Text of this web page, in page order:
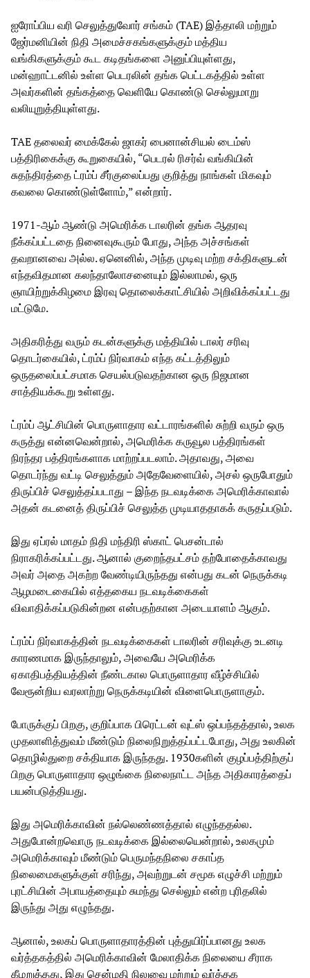
ஐரோப்பிய வரி செலுத்துவோர் சங்கம் (TAE) இத்தாலி மற்றும்
ஜேர்மனியின் நிதி அமைச்சகங்களுக்கும் மத்திய
வங்கிகளுக்கும் கூட கடிதங்களை அனுப்பியுள்ளது,
மன்ஹாட்டனில் உள்ள பெடரலின் தங்க பெட்டகத்தில் உள்ள
அவர்களின் தங்கத்தை வெளியே கொண்டு செல்லுமாறு
வலியுறுத்தியுள்ளது.
TAE தலைவர் மைக்கேல் ஜாகர் பைனான்சியல் டைம்ஸ்
பத்திரிகைக்கு கூறுகையில், “பெடரல் ரிசர்வ் வங்கியின்
சுதந்திரத்தை ட்ரம்ப் சீர்குலைப்பது குறித்து நாங்கள் மிகவும்
கவலை கொண்டுள்ளோம்,” என்றார்.
1971-ஆம் ஆண்டு அமெரிக்க டாலரின் தங்க ஆதரவு
நீக்கப்பட்டதை நினைவுகூரும் போது, அந்த அச்சங்கள்
தவறானவை அல்ல. ஏனெனில், அந்த முடிவு மற்ற சக்திகளுடன்
எந்தவிதமான கலந்தாலோசனையும் இல்லாமல், ஒரு
ஞாயிற்றுக்கிழமை இரவு தொலைக்காட்சியில் அறிவிக்கப்பட்டது
மட்டுமே.
அதிகரித்து வரும் கடன்களுக்கு மத்தியில் டாலர் சரிவு
தொடர்கையில், ட்ரம்ப் நிர்வாகம் எந்த கட்டத்திலும்
ஒருதலைப்பட்சமாக செயல்படுவதற்கான ஒரு நிஜமான
சாத்தியக்கூறு உள்ளது.
ட்ரம்ப் ஆட்சியின் பொருளாதார வட்டாரங்களில் சுற்றி வரும் ஒரு
கருத்து என்னவென்றால், அமெரிக்க கருவூல பத்திரங்கள்
நிரந்தர பத்திரங்களாக மாற்றப்படலாம். அதாவது, அவை
தொடர்ந்து வட்டி செலுத்தும் அதேவேளையில், அசல் ஒருபோதும்
திருப்பிச் செலுத்தப்படாது – இந்த நடவடிக்கை அமெரிக்காவால்
அதன் கடனைத் திருப்பிச் செலுத்த முடியாததாகக் கருதப்படும்.
இது ஏப்ரல் மாதம் நிதி மந்திரி ஸ்காட் பெசன்டால்
நிராகரிக்கப்பட்டது. ஆனால் குறைந்தபட்சம் தற்போதைக்காவது
அவர் அதை அகற்ற வேண்டியிருந்தது என்பது கடன் நெருக்கடி
ஆழமடைகையில் எத்தகைய நடவடிக்கைகள்
விவாதிக்கப்படுகின்றன என்பதற்கான அடையாளம் ஆகும்.
ட்ரம்ப் நிர்வாகத்தின் நடவடிக்கைகள் டாலரின் சரிவுக்கு உடனடி
காரணமாக இருந்தாலும், அவையே அமெரிக்க
ஏகாதிபத்தியத்தின் நீண்டகால பொருளாதார வீழ்ச்சியில்
வேரூன்றிய வரலாற்று நெருக்கடியின் விளைபொருளாகும்.
போருக்குப் பிறகு, குறிப்பாக பிரெட்டன் வுட்ஸ் ஒப்பந்தத்தால், உலக
முதலாளித்துவம் மீண்டும் நிலைநிறுத்தப்பட்டபோது, ​​அது உலகின்
தொழில்துறை சக்தியாக இருந்தது. 1930களின் குழப்பத்திற்குப்
பிறகு பொருளாதார ஒழுங்கை நிலைநாட்ட அந்த அதிகாரத்தைப்
பயன்படுத்தியது.
இது அமெரிக்காவின் நல்லெண்ணத்தால் எழுந்ததல்ல.
அதுபோன்றவொரு நடவடிக்கை இல்லையென்றால், உலகமும்
அமெரிக்காவும் மீண்டும் பெருமந்தநிலை சகாப்த
நிலைமைகளுக்குள் சரிந்து, அவற்றுடன் சமூக எழுச்சி மற்றும்
புரட்சியின் அபாயத்தையும் சுமந்து செல்லும் என்ற புரிதலில்
இருந்து அது எழுந்தது.
ஆனால், உலகப் பொருளாதாரத்தின் புத்துயிர்ப்பானது உலக
வர்த்தகத்தில் அமெரிக்காவின் மேலாதிக்க நிலையை சீராக
கீழறுத்தது, இது சென்மதி நிலுவை மற்றும் வர்த்தக